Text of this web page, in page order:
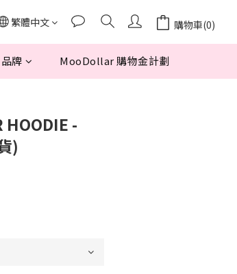
繁體中文 購物車(0)
品牌 MooDollar 購物金計劃
-
)